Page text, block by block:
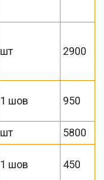
шт 2900
1 шов 950
шт
5800
1 шов 450